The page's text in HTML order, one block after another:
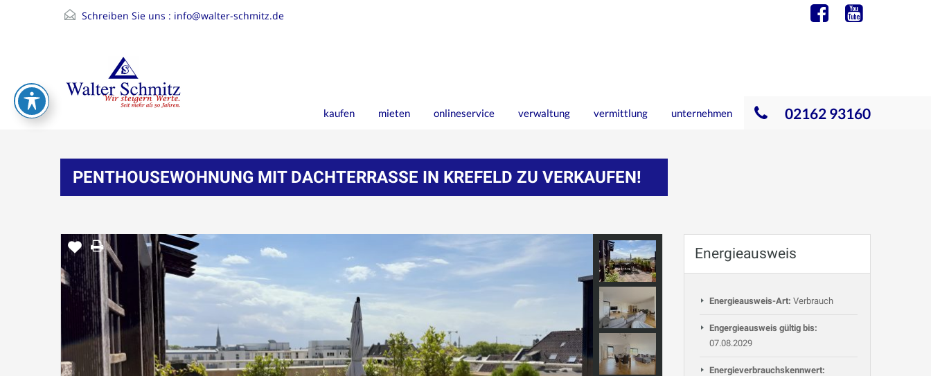
Schreiben Sie uns : info@walter-schmitz.de
02162 93160
kaufen mieten onlineservice verwaltung vermittlung unternehmen
PENTHOUSEWOHNUNG MIT DACHTERRASSE IN KREFELD ZU VERKAUFEN!
Energieausweis
Energieausweis-Art: Verbrauch
Engergieausweis gültig bis:
07.08.2029
Energieverbrauchskennwert: